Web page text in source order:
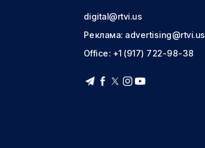
digital@rtvi.us
Реклама: advertising@rtvi.us
Office: +1 (917) 722-98-38